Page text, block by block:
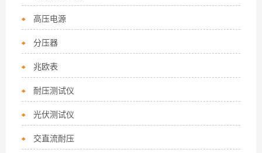
高压电源
分压器
兆欧表
耐压测试仪
光伏测试仪
交直流耐压